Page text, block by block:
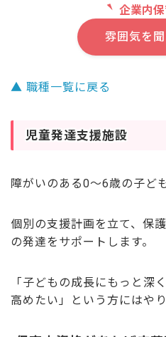
企業内
雰囲気を
▲ 職種一覧に戻る
児童発達支援施設
障がいのある0〜6歳の子ど
個別の支援計画を立て、保
の発達をサポートします。
「子どもの成長にもっと深
高めたい」という方にはや